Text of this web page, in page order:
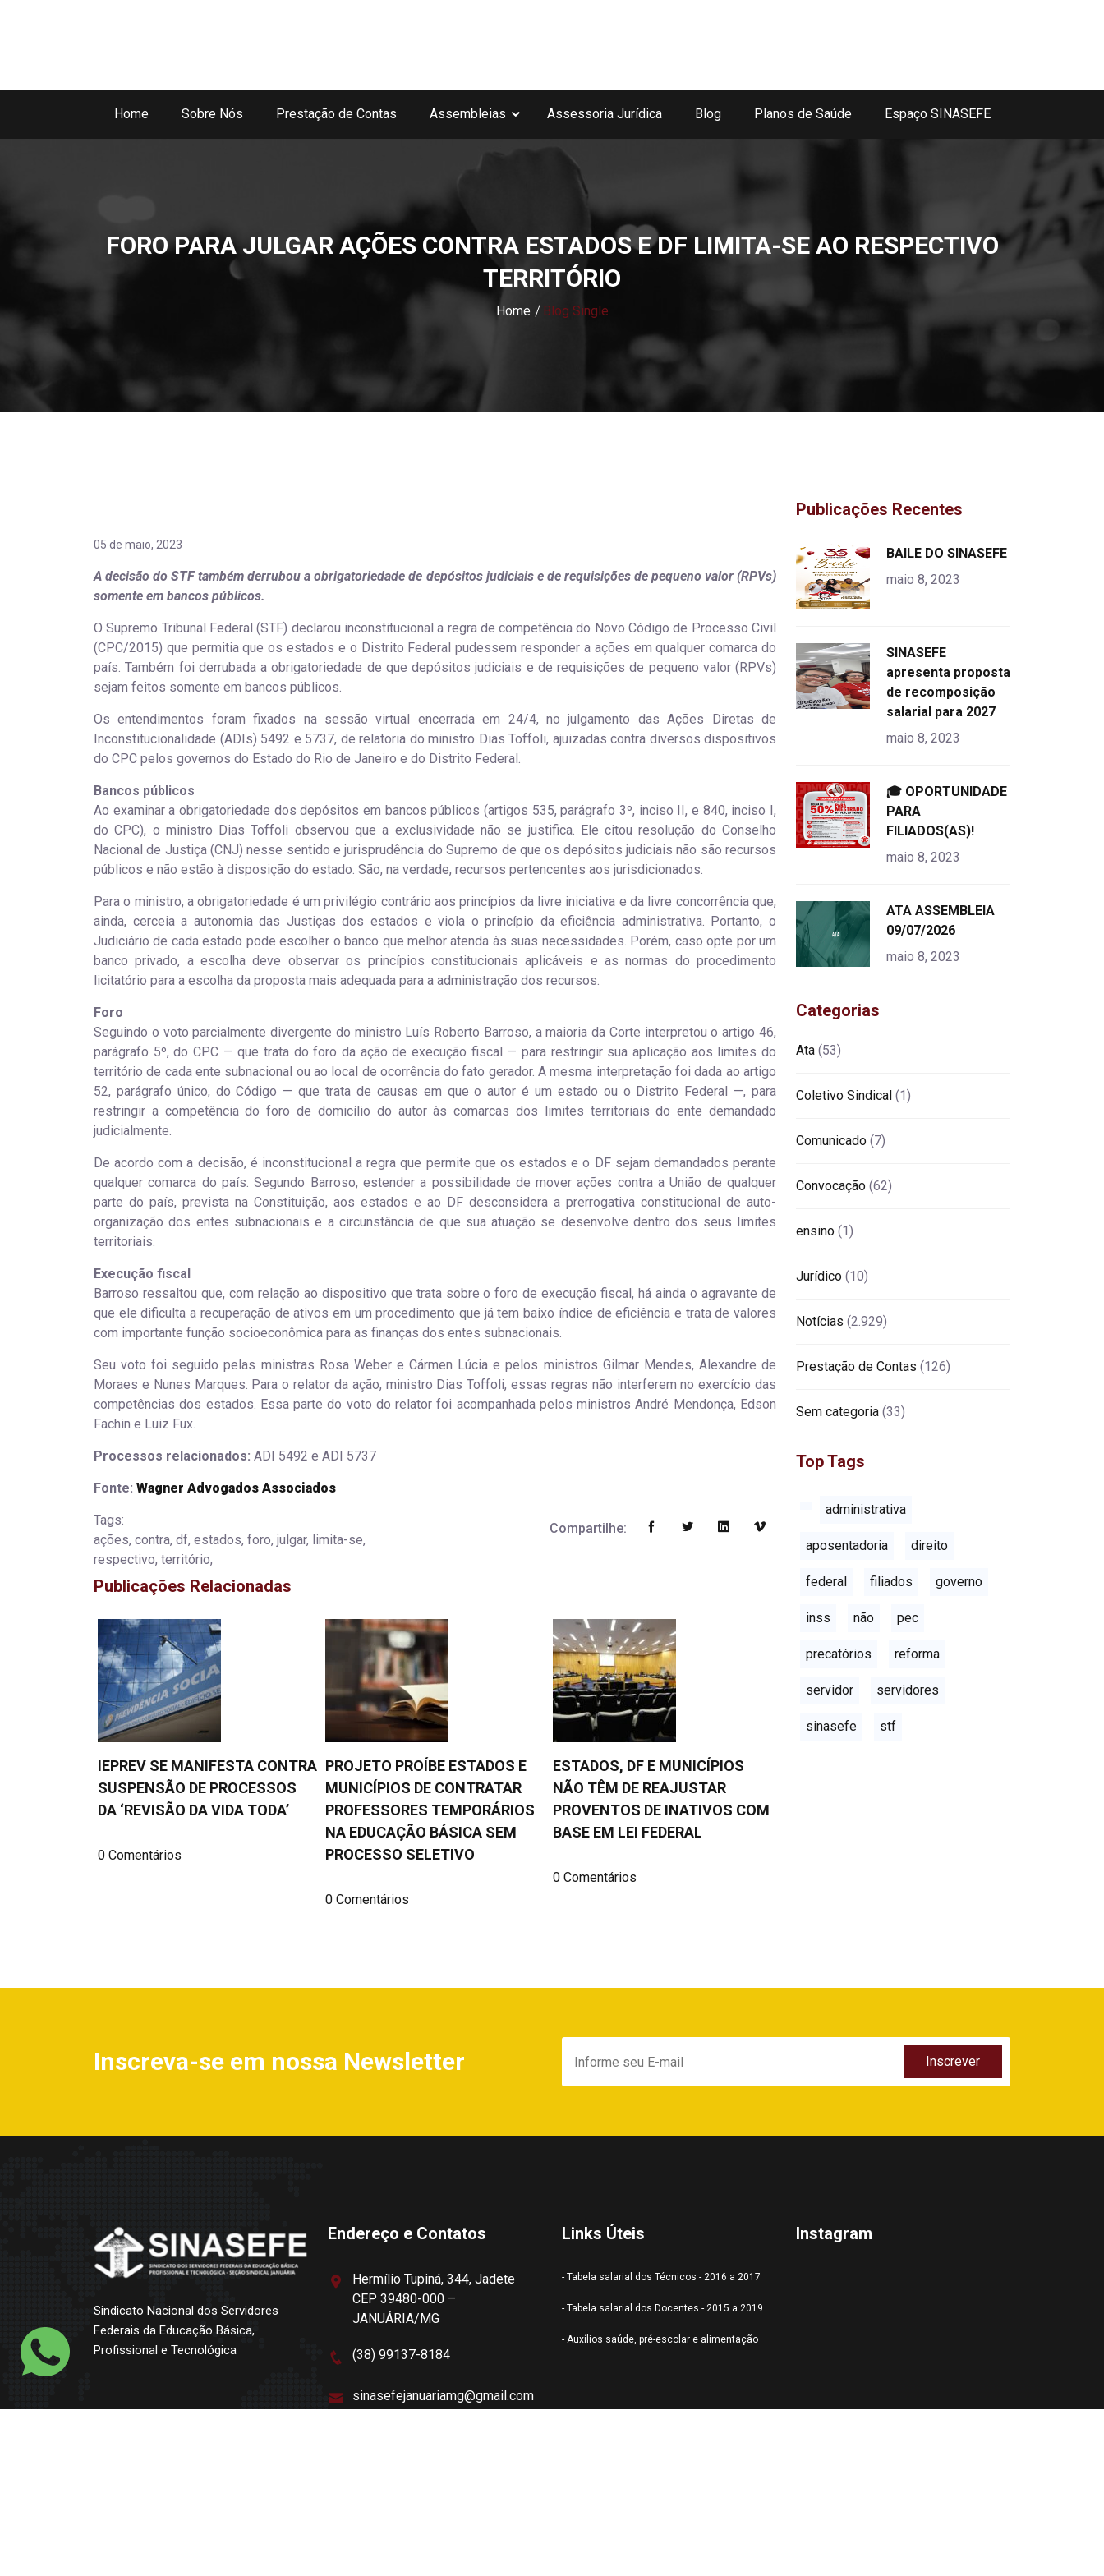
Home Sobre Nós Prestação de Contas Assembleias Assessoria Jurídica Blog Planos de Saúde Espaço SINASEFE
FORO PARA JULGAR AÇÕES CONTRA ESTADOS E DF LIMITA-SE AO RESPECTIVO
TERRITÓRIO
Home Blog Single
05 de maio, 2023
A decisão do STF também derrubou a obrigatoriedade de depósitos judiciais e de requisições de pequeno valor (RPVs)
somente em bancos públicos.
O Supremo Tribunal Federal (STF) declarou inconstitucional a regra de competência do Novo Código de Processo Civil
(CPC/2015) que permitia que os estados e o Distrito Federal pudessem responder a ações em qualquer comarca do
país. Também foi derrubada a obrigatoriedade de que depósitos judiciais e de requisições de pequeno valor (RPVs)
sejam feitos somente em bancos públicos.
Os entendimentos foram fixados na sessão virtual encerrada em 24/4, no julgamento das Ações Diretas de
Inconstitucionalidade (ADIs) 5492 e 5737, de relatoria do ministro Dias Toffoli, ajuizadas contra diversos dispositivos
do CPC pelos governos do Estado do Rio de Janeiro e do Distrito Federal.
Bancos públicos
Ao examinar a obrigatoriedade dos depósitos em bancos públicos (artigos 535, parágrafo 3º, inciso II, e 840, inciso I,
do CPC), o ministro Dias Toffoli observou que a exclusividade não se justifica. Ele citou resolução do Conselho
Nacional de Justiça (CNJ) nesse sentido e jurisprudência do Supremo de que os depósitos judiciais não são recursos
públicos e não estão à disposição do estado. São, na verdade, recursos pertencentes aos jurisdicionados.
Para o ministro, a obrigatoriedade é um privilégio contrário aos princípios da livre iniciativa e da livre concorrência que,
ainda, cerceia a autonomia das Justiças dos estados e viola o princípio da eficiência administrativa. Portanto, o
Judiciário de cada estado pode escolher o banco que melhor atenda às suas necessidades. Porém, caso opte por um
banco privado, a escolha deve observar os princípios constitucionais aplicáveis e as normas do procedimento
licitatório para a escolha da proposta mais adequada para a administração dos recursos.
Foro
Seguindo o voto parcialmente divergente do ministro Luís Roberto Barroso, a maioria da Corte interpretou o artigo 46,
parágrafo 5º, do CPC — que trata do foro da ação de execução fiscal — para restringir sua aplicação aos limites do
território de cada ente subnacional ou ao local de ocorrência do fato gerador. A mesma interpretação foi dada ao artigo
52, parágrafo único, do Código — que trata de causas em que o autor é um estado ou o Distrito Federal —, para
restringir a competência do foro de domicílio do autor às comarcas dos limites territoriais do ente demandado
judicialmente.
De acordo com a decisão, é inconstitucional a regra que permite que os estados e o DF sejam demandados perante
qualquer comarca do país. Segundo Barroso, estender a possibilidade de mover ações contra a União de qualquer
parte do país, prevista na Constituição, aos estados e ao DF desconsidera a prerrogativa constitucional de auto-
organização dos entes subnacionais e a circunstância de que sua atuação se desenvolve dentro dos seus limites
territoriais.
Execução fiscal
Barroso ressaltou que, com relação ao dispositivo que trata sobre o foro de execução fiscal, há ainda o agravante de
que ele dificulta a recuperação de ativos em um procedimento que já tem baixo índice de eficiência e trata de valores
com importante função socioeconômica para as finanças dos entes subnacionais.
Seu voto foi seguido pelas ministras Rosa Weber e Cármen Lúcia e pelos ministros Gilmar Mendes, Alexandre de
Moraes e Nunes Marques. Para o relator da ação, ministro Dias Toffoli, essas regras não interferem no exercício das
competências dos estados. Essa parte do voto do relator foi acompanhada pelos ministros André Mendonça, Edson
Fachin e Luiz Fux.
Processos relacionados: ADI 5492 e ADI 5737
Fonte: Wagner Advogados Associados
Tags:
ações, contra, df, estados, foro, julgar, limita-se,
respectivo, território,
Compartilhe:
Publicações Relacionadas
IEPREV SE MANIFESTA CONTRA
SUSPENSÃO DE PROCESSOS
DA ‘REVISÃO DA VIDA TODA’
0 Comentários
PROJETO PROÍBE ESTADOS E
MUNICÍPIOS DE CONTRATAR
PROFESSORES TEMPORÁRIOS
NA EDUCAÇÃO BÁSICA SEM
PROCESSO SELETIVO
0 Comentários
ESTADOS, DF E MUNICÍPIOS
NÃO TÊM DE REAJUSTAR
PROVENTOS DE INATIVOS COM
BASE EM LEI FEDERAL
0 Comentários
Publicações Recentes
alt="product">
BAILE DO SINASEFE
maio 8, 2023
alt="product">
SINASEFE
apresenta proposta
de recomposição
salarial para 2027
maio 8, 2023
alt="product">
🎓 OPORTUNIDADE
PARA
FILIADOS(AS)!
maio 8, 2023
alt="product">
ATA ASSEMBLEIA
09/07/2026
maio 8, 2023
Categorias
Ata (53)
Coletivo Sindical (1)
Comunicado (7)
Convocação (62)
ensino (1)
Jurídico (10)
Notícias (2.929)
Prestação de Contas (126)
Sem categoria (33)
Top Tags
administrativa
aposentadoria direito
federal filiados governo
inss não pec
precatórios reforma
servidor servidores
sinasefe stf
Inscreva-se em nossa Newsletter
Sindicato Nacional dos Servidores
Federais da Educação Básica,
Profissional e Tecnológica
Endereço e Contatos
Hermílio Tupiná, 344, Jadete
CEP 39480-000 –
JANUÁRIA/MG
(38) 99137-8184
sinasefejanuariamg@gmail.com
Links Úteis
- Tabela salarial dos Técnicos - 2016 a 2017
- Tabela salarial dos Docentes - 2015 a 2019
- Auxílios saúde, pré-escolar e alimentação
Instagram